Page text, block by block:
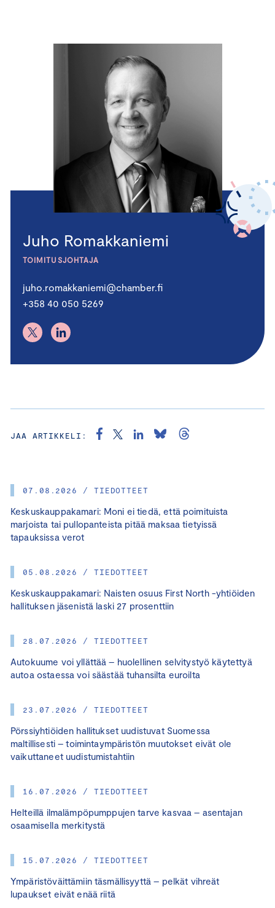
07.08.2026 / TIEDOTTEET
Keskuskauppakamari: Moni ei tiedä, että poimituista
marjoista tai pullopanteista pitää maksaa tietyissä
tapauksissa verot
05.08.2026 / TIEDOTTEET
Keskuskauppakamari: Naisten osuus First North -yhtiöiden
hallituksen jäsenistä laski 27 prosenttiin
28.07.2026 / TIEDOTTEET
Autokuume voi yllättää – huolellinen selvitystyö käytettyä
autoa ostaessa voi säästää tuhansilta euroilta
23.07.2026 / TIEDOTTEET
Pörssiyhtiöiden hallitukset uudistuvat Suomessa
maltillisesti – toimintaympäristön muutokset eivät ole
vaikuttaneet uudistumistahtiin
16.07.2026 / TIEDOTTEET
Helteillä ilmalämpöpumppujen tarve kasvaa – asentajan
osaamisella merkitystä
15.07.2026 / TIEDOTTEET
Ympäristöväittämiin täsmällisyyttä – pelkät vihreät
lupaukset eivät enää riitä
Juho Romakkaniemi
TOIMITUSJOHTAJA
juho.romakkaniemi@chamber.fi
+358 40 050 5269
JAA ARTIKKELI: